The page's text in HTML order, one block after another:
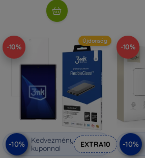
-10%
Újdonság
-10%
Kedvezmény
kuponnal
EXTRA10
-10%
-10%